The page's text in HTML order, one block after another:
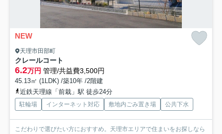
NEW
天理市田部町
クレールコート
6.2万円 管理/共益費3,500円
45.13㎡ (1LDK) /築10年 /2階建
近鉄天理線「前栽」駅 徒歩24分
駐輪場 インターネット対応 敷地内ごみ置き場 公共下水
こだわりで選びたい方におすすめ。天理市エリアで住まいをお探しなら